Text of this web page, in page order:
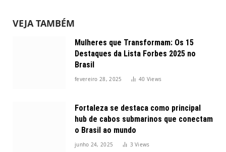
VEJA TAMBÉM
Mulheres que Transformam: Os 15
Destaques da Lista Forbes 2025 no
Brasil
fevereiro 28, 2025 40 Views
Fortaleza se destaca como principal
hub de cabos submarinos que conectam
o Brasil ao mundo
junho 24, 2025 3Views